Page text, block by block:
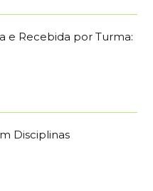
e Recebida por Turma:
Disciplinas